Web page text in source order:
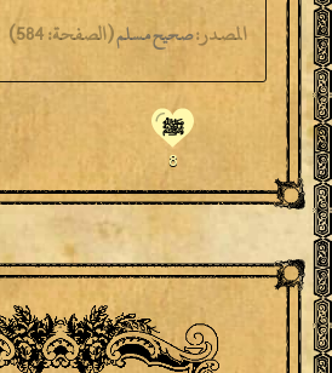
المصدر:صحيح مسلم(الصفحة:584)
ﷺ
8